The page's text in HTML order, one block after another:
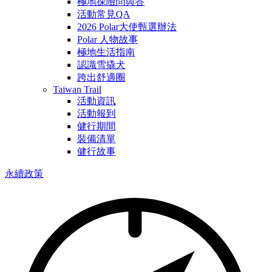
活動常見QA
2026 Polar大使甄選辦法
Polar 人物故事
極地生活指南
認識雪撬犬
跨出舒適圈
Taiwan Trail
活動資訊
活動報到
健行期間
裝備清單
健行故事
永續政策